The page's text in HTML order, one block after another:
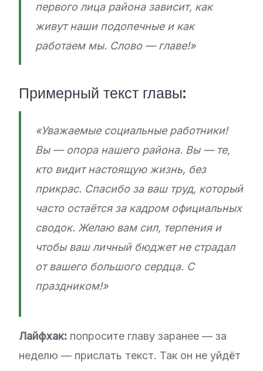
первого лица района зависит, как
живут наши подопечные и как
работаем мы. Слово — главе!»
Примерный текст главы:
«Уважаемые социальные работники!
Вы — опора нашего района. Вы — те,
кто видит настоящую жизнь, без
прикрас. Спасибо за ваш труд, который
часто остаётся за кадром официальных
сводок. Желаю вам сил, терпения и
чтобы ваш личный бюджет не страдал
от вашего большого сердца. С
праздником!»
Лайфхак: попросите главу заранее — за
неделю — прислать текст. Так он не уйдёт